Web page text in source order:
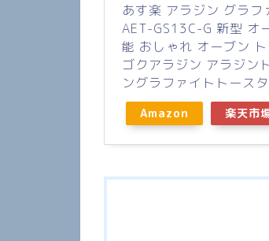
あす楽 アラジン グラ
AET-GS13C-G 新型 オ
能 おしゃれ オーブン
ゴクアラジン アラジン
ングラファイトトース
Amazon 楽天市